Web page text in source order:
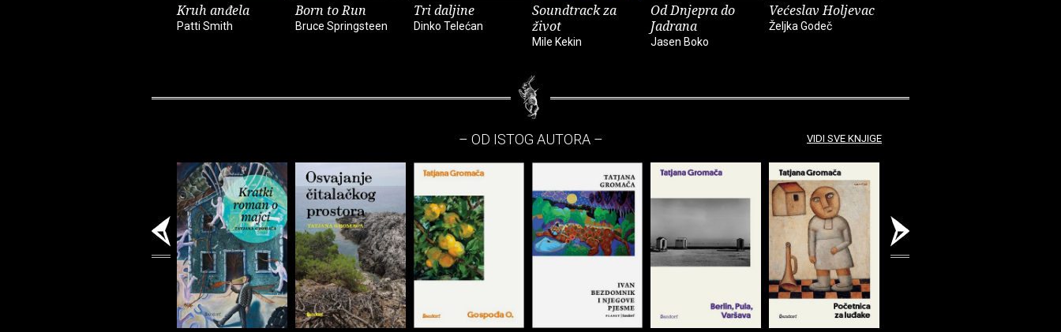
Kruh anđela
Patti Smith
Born to Run
Bruce Springsteen
Tri daljine
Dinko Telećan
Soundtrack za
život
Mile Kekin
Od Dnjepra do
Jadrana
Jasen Boko
Većeslav Holjevac
Željka Godeč
– OD ISTOG AUTORA – VIDI SVE KNJIGE